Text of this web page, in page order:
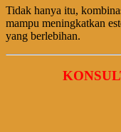
Tidak hanya itu,
mampu meningkatkan
yang berlebihan.